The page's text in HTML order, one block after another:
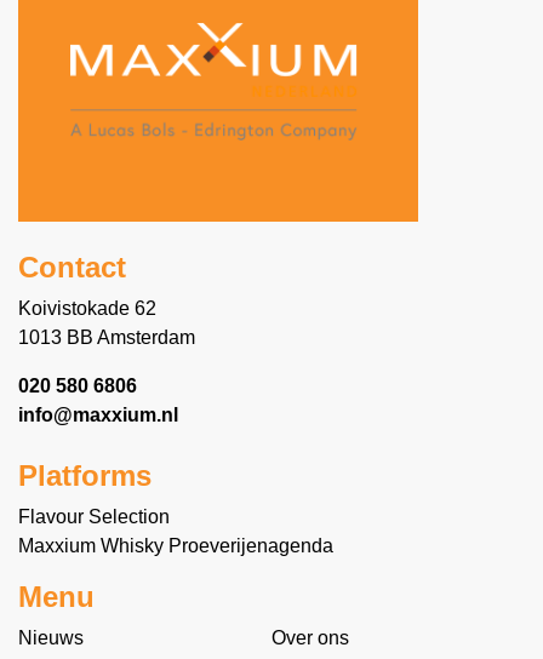
Contact
Koivistokade 62
1013 BB Amsterdam
020 580 6806
info@maxxium.nl
Platforms
Flavour Selection
Maxxium Whisky Proeverijenagenda
Menu
Nieuws
Over ons